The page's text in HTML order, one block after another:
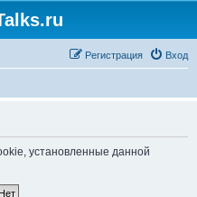
Вход
Регистрация
установленные данной